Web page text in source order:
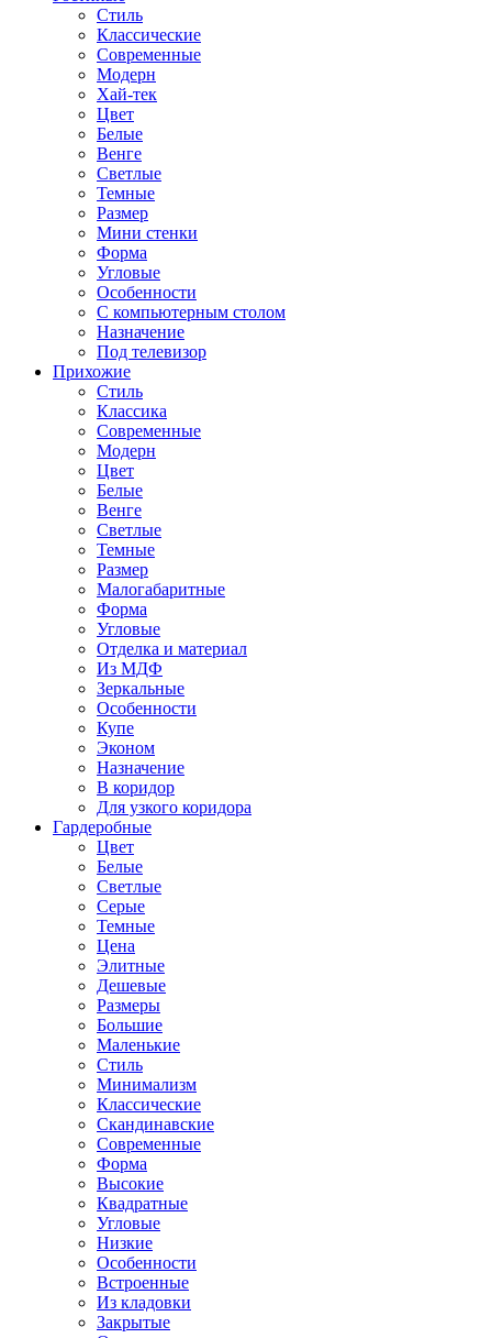
Стиль
Классические
Современные
Модерн
Хай-тек
Цвет
Белые
Венге
Светлые
Темные
Размер
Мини стенки
Форма
Угловые
Особенности
С компьютерным столом
Назначение
Под телевизор
Прихожие
Стиль
Классика
Современные
Модерн
Цвет
Белые
Венге
Светлые
Темные
Размер
Малогабаритные
Форма
Угловые
Отделка и материал
Из МДФ
Зеркальные
Особенности
Купе
Эконом
Назначение
В коридор
Для узкого коридора
Гардеробные
Цвет
Белые
Светлые
Серые
Темные
Цена
Элитные
Дешевые
Размеры
Большие
Маленькие
Стиль
Минимализм
Классические
Скандинавские
Современные
Форма
Высокие
Квадратные
Угловые
Низкие
Особенности
Встроенные
Из кладовки
Закрытые